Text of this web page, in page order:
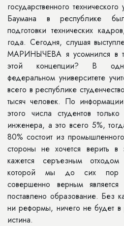
государственного
Баумана в республике
подготовки технических
года. Сегодня, слушая
МАРИНЫЧЕВА я усомнился в
этой концепции? В
федеральном университете
всего в республике
тысяч человек. По
этого числа студентов
инженера, а это всего 5%,
80% состоит из
стороны не хочется верить
кажется серъезным
которой мы до сих пор
совершенно верным
поставлено образование. Без
ни реформы, ничего не будет в
истина.